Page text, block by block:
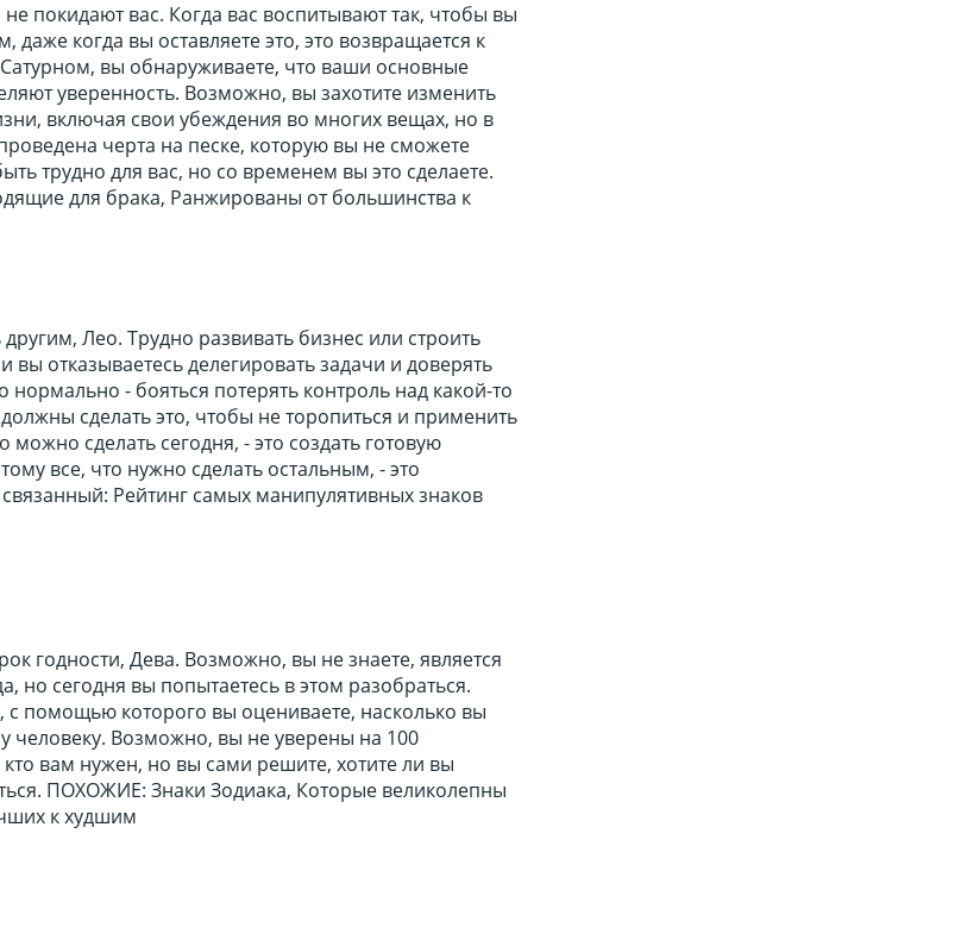
покидают вас. Когда вас воспитывают так, чтобы вы
когда вы оставляете это, это возвращается к
вы обнаруживаете, что ваши основные
уверенность. Возможно, вы захотите изменить
включая свои убеждения во многих вещах, но в
черта на песке, которую вы не сможете
трудно для вас, но со временем вы это сделаете.
для брака, Ранжированы от большинства к
Лео. Трудно развивать бизнес или строить
отказываетесь делегировать задачи и доверять
- бояться потерять контроль над какой-то
сделать это, чтобы не торопиться и применить
можно сделать сегодня, - это создать готовую
все, что нужно сделать остальным, - это
Рейтинг самых манипулятивных знаков
годности, Дева. Возможно, вы не знаете, является
но сегодня вы попытаетесь в этом разобраться.
с помощью которого вы оцениваете, насколько вы
человеку. Возможно, вы не уверены на 100
вам нужен, но вы сами решите, хотите ли вы
ПОХОЖИЕ: Знаки Зодиака, Которые великолепны
к худшим